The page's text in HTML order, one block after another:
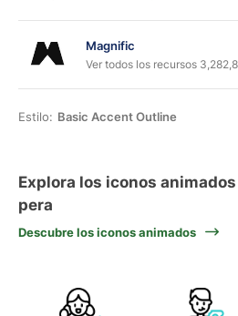
Magnific
Ver todos los recursos
Estilo: Basic Accent Outline
Explora los iconos
pera
Descubre los iconos animados